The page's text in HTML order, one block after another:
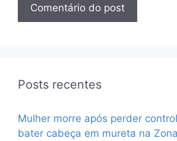
Posts recentes
Mulher morre após perder
bater cabeça em mureta na